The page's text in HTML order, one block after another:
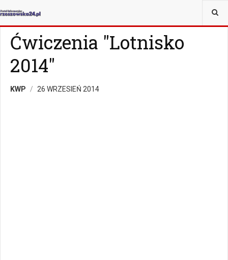
JESTEŚ TUTAJ:
Ćwiczenia "Lotnisko
2014"
KWP 26 WRZESIEŃ 2014